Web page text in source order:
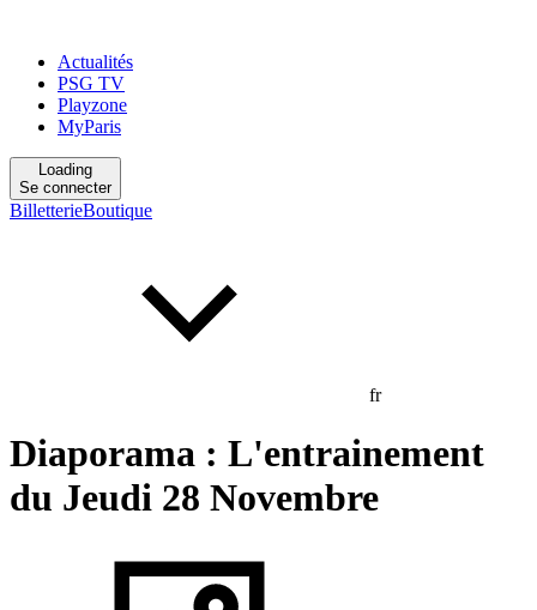
Actualités
PSG TV
Playzone
MyParis
Loading
Se connecter
BilletterieBoutique
fr
Diaporama : L'entrainement
du Jeudi 28 Novembre